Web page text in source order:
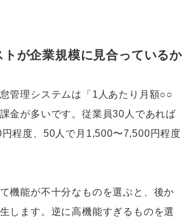
が企業規模に見合っているか
管理システムは「1人あたり月額○○
金が多いです。従業員30人であれば
程度、50人で月1,500〜7,500円程度
機能が不十分なものを選ぶと、後か
します。逆に高機能すぎるものを選